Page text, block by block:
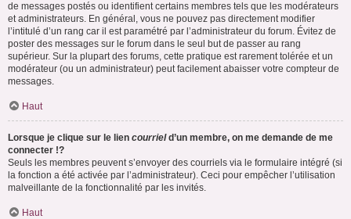
de messages postés ou identifient certains membres tels que les modérateurs
et administrateurs. En général, vous ne pouvez pas directement modifier
l’intitulé d’un rang car il est paramétré par l’administrateur du forum. Évitez de
poster des messages sur le forum dans le seul but de passer au rang
supérieur. Sur la plupart des forums, cette pratique est rarement tolérée et un
modérateur (ou un administrateur) peut facilement abaisser votre compteur de
messages.
Haut
Lorsque je clique sur le lien courrield’un membre, on me demande de me
connecter !?
Seuls les membres peuvent s’envoyer des courriels via le formulaire intégré (si
la fonction a été activée par l’administrateur). Ceci pour empêcher l’utilisation
malveillante de la fonctionnalité par les invités.
Haut